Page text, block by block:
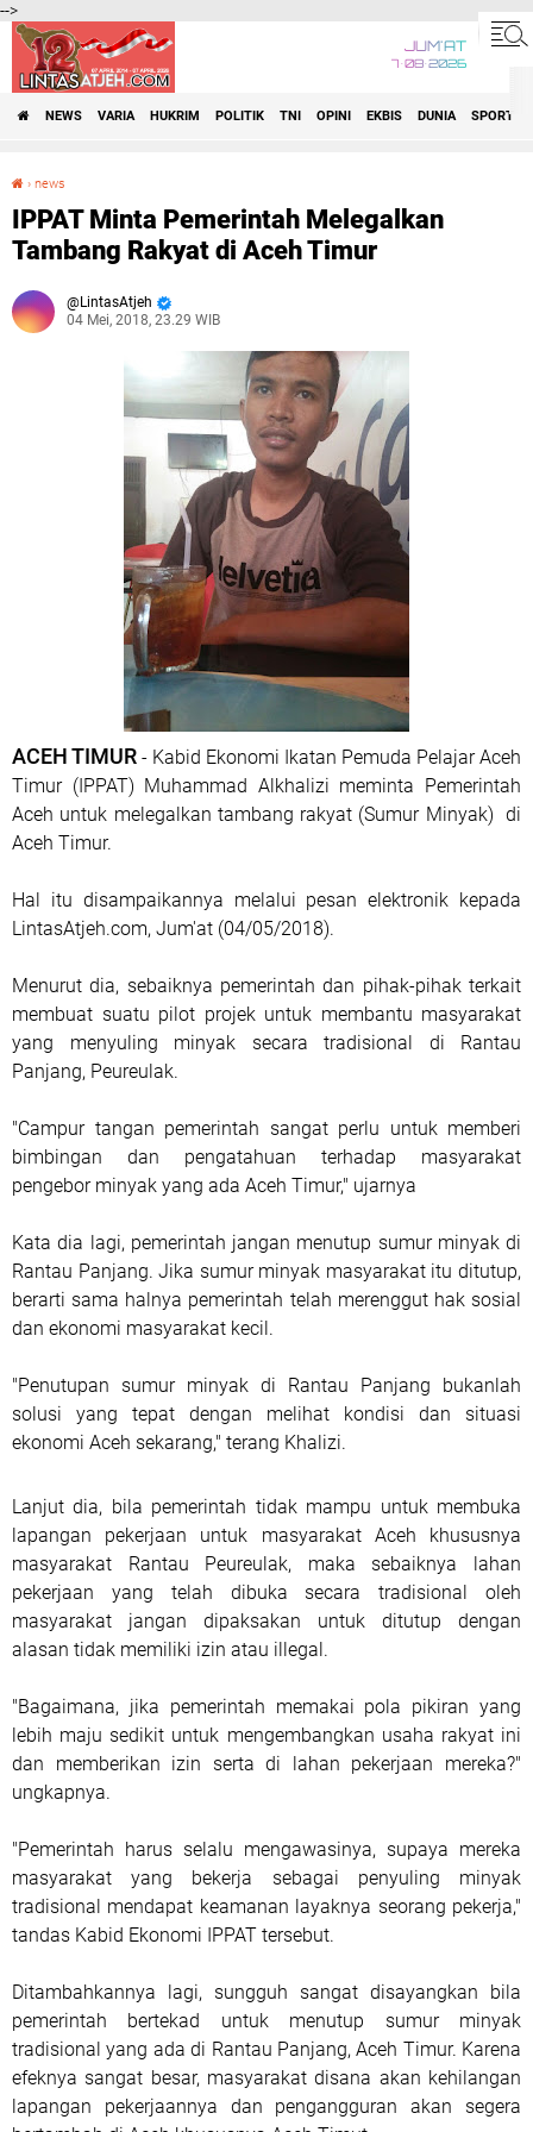
-->
JUM'AT
7•08•2026
NEWS VARIA HUKRIM POLITIK TNI OPINI EKBIS DUNIA SPORT
› news
IPPAT Minta Pemerintah Melegalkan
Tambang Rakyat di Aceh Timur
LintasAtjeh
04 Mei, 2018, 23.29 WIB
ACEH TIMUR - Kabid Ekonomi Ikatan Pemuda Pelajar Aceh
Timur (IPPAT) Muhammad Alkhalizi meminta Pemerintah
Aceh untuk melegalkan tambang rakyat (Sumur Minyak) di
Aceh Timur.
Hal itu disampaikannya melalui pesan elektronik kepada
LintasAtjeh.com, Jum'at (04/05/2018).
Menurut dia, sebaiknya pemerintah dan pihak-pihak terkait
membuat suatu pilot projek untuk membantu masyarakat
yang menyuling minyak secara tradisional di Rantau
Panjang, Peureulak.
"Campur tangan pemerintah sangat perlu untuk memberi
bimbingan dan pengatahuan terhadap masyarakat
pengebor minyak yang ada Aceh Timur," ujarnya
Kata dia lagi, pemerintah jangan menutup sumur minyak di
Rantau Panjang. Jika sumur minyak masyarakat itu ditutup,
berarti sama halnya pemerintah telah merenggut hak sosial
dan ekonomi masyarakat kecil.
"Penutupan sumur minyak di Rantau Panjang bukanlah
solusi yang tepat dengan melihat kondisi dan situasi
ekonomi Aceh sekarang," terang Khalizi.
Lanjut dia, bila pemerintah tidak mampu untuk membuka
lapangan pekerjaan untuk masyarakat Aceh khususnya
masyarakat Rantau Peureulak, maka sebaiknya lahan
pekerjaan yang telah dibuka secara tradisional oleh
masyarakat jangan dipaksakan untuk ditutup dengan
alasan tidak memiliki izin atau illegal.
"Bagaimana, jika pemerintah memakai pola pikiran yang
lebih maju sedikit untuk mengembangkan usaha rakyat ini
dan memberikan izin serta di lahan pekerjaan mereka?"
ungkapnya.
"Pemerintah harus selalu mengawasinya, supaya mereka
masyarakat yang bekerja sebagai penyuling minyak
tradisional mendapat keamanan layaknya seorang pekerja,"
tandas Kabid Ekonomi IPPAT tersebut.
Ditambahkannya lagi, sungguh sangat disayangkan bila
pemerintah bertekad untuk menutup sumur minyak
tradisional yang ada di Rantau Panjang, Aceh Timur. Karena
efeknya sangat besar, masyarakat disana akan kehilangan
lapangan pekerjaannya dan pengangguran akan segera